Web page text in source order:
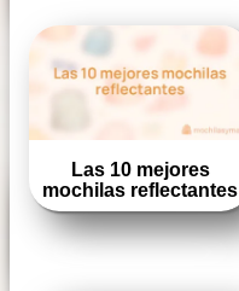
Las 10 mejores
mochilas reflectantes